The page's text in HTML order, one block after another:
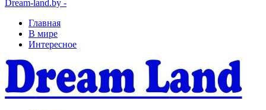
Dream-land.by -
Главная
В мире
Интересное